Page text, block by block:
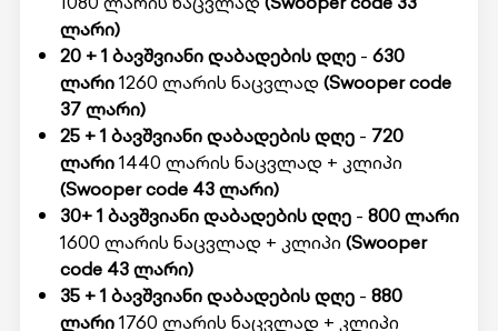
ლარი)
20 + 1 ბავშვიანი დაბადების დღე- 630
ლარი1260 ლარის ნაცვლად (Swooper code
37 ლარი)
25 + 1 ბავშვიანი დაბადების დღე- 720
ლარი1440 ლარის ნაცვლად + კლიპი
(Swooper code 43 ლარი)
30+ 1 ბავშვიანი დაბადების დღე- 800 ლარი
1600 ლარის ნაცვლად + კლიპი (Swooper
code 43 ლარი)
35 + 1 ბავშვიანი დაბადების დღე- 880
ლარი1760 ლარის ნაცვლად + კლიპი